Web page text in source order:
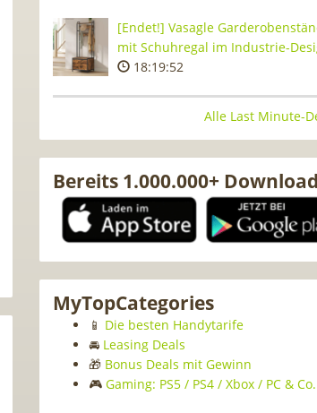
[Endet!] Vasagle
mit Schuhregal im Industrie-
18:19:52
Alle Last Minute-
Bereits 1.000.000+
MyTopCategories
📱 Die besten Handytarife
🚘 Leasing Deals
🎁 Bonus Deals mit Gewinn
🎮 Gaming: PS5 / PS4 / Xbox / PC & Co.